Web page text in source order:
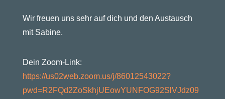
Wir freuen uns sehr auf dich und den Austausch
mit Sabine.
Dein Zoom-Link:
https://us02web.zoom.us/j/86012543022?
pwd=R2FQd2ZoSkhjUEowYUNFOG92SlVJdz09